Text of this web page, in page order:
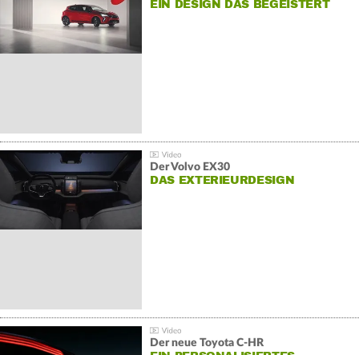
EIN DESIGN DAS BEGEISTERT
Der Volvo EX30
DAS EXTERIEURDESIGN
Der neue Toyota C-HR